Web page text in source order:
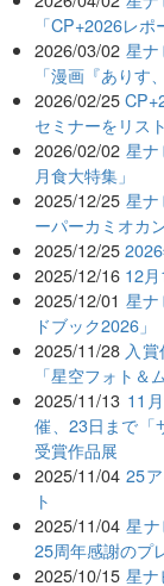
「CP+2026レポ
2026/03/02 星
「漫画『ありす
2026/02/25
セミナーをリス
2026/02/02 星
月食大特集」
2025/12/25 星
ーパーカミオカ
2025/12/25
2025/12/16 12
2025/12/01 星
ドブック2026」
2025/11/28 入
「星空フォト＆
2025/11/13 11
催、23日まで「
受賞作品展
2025/11/04 25
ト
2025/11/04 星
25周年感謝のプ
2025/10/15 星